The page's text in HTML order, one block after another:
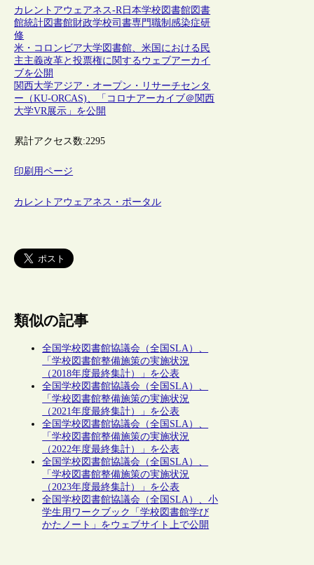
カレントアウェアネス-R日本学校図書館図書
館統計図書館財政学校司書専門職制感染症研
修
米・コロンビア大学図書館、米国における民
主主義改革と投票権に関するウェブアーカイ
ブを公開
関西大学アジア・オープン・リサーチセンタ
ー（KU-ORCAS)、「コロナアーカイブ＠関西
大学VR展示」を公開
累計アクセス数:2295
印刷用ページ
カレントアウェアネス・ポータル
類似の記事
全国学校図書館協議会（全国SLA）、
「学校図書館整備施策の実施状況
（2018年度最終集計）」を公表
全国学校図書館協議会（全国SLA）、
「学校図書館整備施策の実施状況
（2021年度最終集計）」を公表
全国学校図書館協議会（全国SLA）、
「学校図書館整備施策の実施状況
（2022年度最終集計）」を公表
全国学校図書館協議会（全国SLA）、
「学校図書館整備施策の実施状況
（2023年度最終集計）」を公表
全国学校図書館協議会（全国SLA）、小
学生用ワークブック「学校図書館学び
かたノート」をウェブサイト上で公開